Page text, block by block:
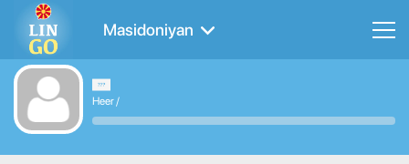
Masidoniyan
Heer/